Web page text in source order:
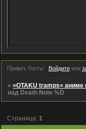
Привет, Гость! Войдитеили
»=OTAKU tramps=
над Death Note %D
Страница:1